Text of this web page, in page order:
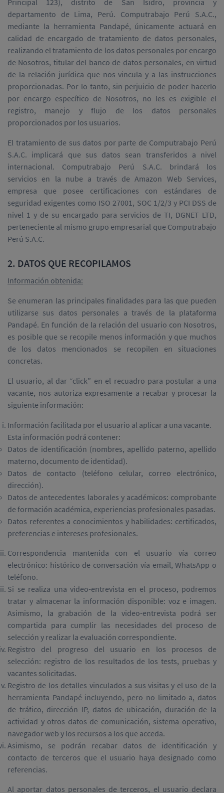
Principal 123), distrito de San Isidro, provincia y
departamento de Lima, Perú. Computrabajo Perú S.A.C.,
mediante la herramienta Pandapé, únicamente actuará en
calidad de encargado de tratamiento de datos personales,
realizando el tratamiento de los datos personales por encargo
de Nosotros, titular del banco de datos personales, en virtud
de la relación jurídica que nos vincula y a las instrucciones
proporcionadas. Por lo tanto, sin perjuicio de poder hacerlo
por encargo específico de Nosotros, no les es exigible el
registro, manejo y flujo de los datos personales
proporcionados por los usuarios.
El tratamiento de sus datos por parte de Computrabajo Perú
S.A.C. implicará que sus datos sean transferidos a nivel
internacional. Computrabajo Perú S.A.C. brindará los
servicios en la nube a través de Amazon Web Services,
empresa que posee certificaciones con estándares de
seguridad exigentes como ISO 27001, SOC 1/2/3 y PCI DSS de
nivel 1 y de su encargado para servicios de TI, DGNET LTD,
perteneciente al mismo grupo empresarial que Computrabajo
Perú S.A.C.
2. DATOS QUE RECOPILAMOS
Información obtenida:
Se enumeran las principales finalidades para las que pueden
utilizarse sus datos personales a través de la plataforma
Pandapé. En función de la relación del usuario con Nosotros,
es posible que se recopile menos información y que muchos
de los datos mencionados se recopilen en situaciones
concretas.
El usuario, al dar “click” en el recuadro para postular a una
vacante, nos autoriza expresamente a recabar y procesar la
siguiente información:
Información facilitada por el usuario al aplicar a una vacante.
Esta información podrá contener:
Datos de identificación (nombres, apellido paterno, apellido
materno, documento de identidad).
Datos de contacto (teléfono celular, correo electrónico,
dirección).
Datos de antecedentes laborales y académicos: comprobante
de formación académica, experiencias profesionales pasadas.
Datos referentes a conocimientos y habilidades: certificados,
preferencias e intereses profesionales.
Correspondencia mantenida con el usuario vía correo
electrónico: histórico de conversación vía email, WhatsApp o
teléfono.
Si se realiza una video-entrevista en el proceso, podremos
tratar y almacenar la información disponible: voz e imagen.
Asimismo, la grabación de la video-entrevista podrá ser
compartida para cumplir las necesidades del proceso de
selección y realizar la evaluación correspondiente.
Registro del progreso del usuario en los procesos de
selección: registro de los resultados de los tests, pruebas y
vacantes solicitadas.
Registro de los detalles vinculados a sus visitas y el uso de la
herramienta Pandapé incluyendo, pero no limitado a, datos
de tráfico, dirección IP, datos de ubicación, duración de la
actividad y otros datos de comunicación, sistema operativo,
navegador web y los recursos a los que acceda.
Asimismo, se podrán recabar datos de identificación y
contacto de terceros que el usuario haya designado como
referencias.
Al aportar datos personales de terceros, el usuario declara